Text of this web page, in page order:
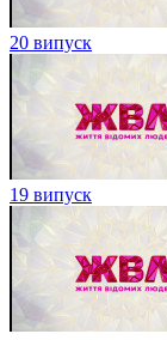
20 випуск
19 випуск